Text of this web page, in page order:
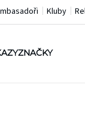
Kluby
ZNAČKY